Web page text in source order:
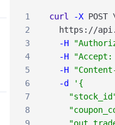
1 curl -X POST
2
https : //api
3
-H
4
-H
5
-H
6
-d
'{
7
8